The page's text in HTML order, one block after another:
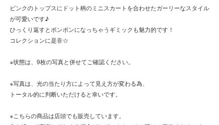
ピンクのトップスにドット柄のミニスカートを合わせたガーリーなスタイル
が可愛いです♪
ひっくり返すとボンボンになっちゃうギミックも魅力的です！
コレクションに是非☆
※状態は、9枚の写真と併せてご確認ください。
※写真は、光の当たり方によって見え方が変わる為、
トータル的に判断いただけると幸いです。
※こちらの商品は店頭でも販売しています。